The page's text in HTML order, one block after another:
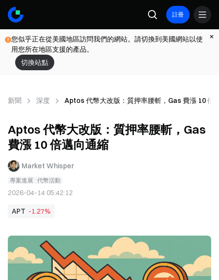
註冊
您似乎正在從美國地區訪問我們的網站。請切換到美國網站以使
用您所在地區支援的產品。
切換站點
新聞 深度 Aptos 代幣大改版：質押率腰斬，Gas 費漲 10 倍
Aptos 代幣大改版：質押率腰斬，Gas
費漲 10 倍邁向通縮
Market Whisper
專案進展 代幣活動
2026-04-14 05:42:12
APT -1.27%